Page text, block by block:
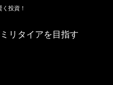
く投資！
リタイアを目指す